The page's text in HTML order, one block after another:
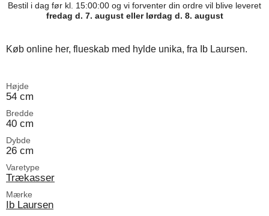
Bestil i dag før kl. 15:00:00 og vi forventer din ordre vil blive leveret
fredag d. 7. august eller lørdag d. 8. august
Køb online her, flueskab med hylde unika, fra Ib Laursen.
Højde
54 cm
Bredde
40 cm
Dybde
26 cm
Varetype
Trækasser
Mærke
Ib Laursen